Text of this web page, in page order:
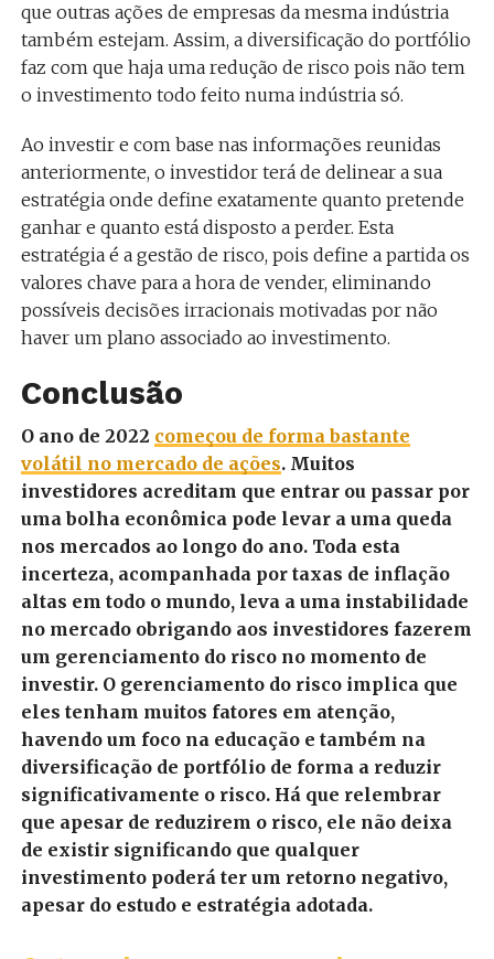
que outras ações de empresas da mesma indústria
também estejam. Assim, a diversificação do portfólio
faz com que haja uma redução de risco pois não tem
o investimento todo feito numa indústria só.
Ao investir e com base nas informações reunidas
anteriormente, o investidor terá de delinear a sua
estratégia onde define exatamente quanto pretende
ganhar e quanto está disposto a perder. Esta
estratégia é a gestão de risco, pois define a partida os
valores chave para a hora de vender, eliminando
possíveis decisões irracionais motivadas por não
haver um plano associado ao investimento.
Conclusão
O ano de 2022 começou de forma bastante
volátil no mercado de ações. Muitos
investidores acreditam que entrar ou passar por
uma bolha econômica pode levar a uma queda
nos mercados ao longo do ano. Toda esta
incerteza, acompanhada por taxas de inflação
altas em todo o mundo, leva a uma instabilidade
no mercado obrigando aos investidores fazerem
um gerenciamento do risco no momento de
investir. O gerenciamento do risco implica que
eles tenham muitos fatores em atenção,
havendo um foco na educação e também na
diversificação de portfólio de forma a reduzir
significativamente o risco. Há que relembrar
que apesar de reduzirem o risco, ele não deixa
de existir significando que qualquer
investimento poderá ter um retorno negativo,
apesar do estudo e estratégia adotada.